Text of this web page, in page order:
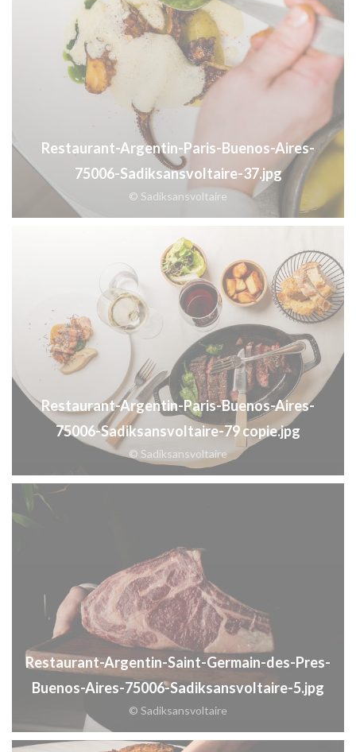
Restaurant-Argentin-Paris-Buenos-Aires-
75006-Sadiksansvoltaire-37.jpg
© Sadiksansvoltaire
Restaurant-Argentin-Paris-Buenos-Aires-
75006-Sadiksansvoltaire-79 copie.jpg
© Sadiksansvoltaire
Restaurant-Argentin-Saint-Germain-des-Pres-
Buenos-Aires-75006-Sadiksansvoltaire-5.jpg
© Sadiksansvoltaire